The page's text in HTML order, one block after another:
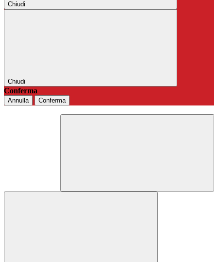
Chiudi
Chiudi
Conferma
Annulla Conferma